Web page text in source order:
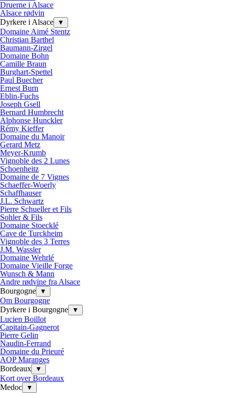
Druerne i Alsace
Alsace rødvin
Dyrkere i Alsace
▼
Domaine Aimé Stentz
Christian Barthel
Baumann-Zirgel
Domaine Bohn
Camille Braun
Burghart-Spettel
Paul Buecher
Ernest Burn
Eblin-Fuchs
Joseph Gsell
Bernard Humbrecht
Alphonse Hunckler
Rémy Kieffer
Domaine du Manoir
Gerard Metz
Meyer-Krumb
Vignoble des 2 Lunes
Schoenheitz
Domaine de 7 Vignes
Schaeffer-Woerly
Schaffhauser
J.L. Schwartz
Pierre Schueller et Fils
Sohler & Fils
Domaine Stoecklé
Cave de Turckheim
Vignoble des 3 Terres
J.M. Wassler
Domaine Wehrlé
Domaine Vieille Forge
Wunsch & Mann
Andre rødvine fra Alsace
Bourgogne
▼
Om Bourgogne
Dyrkere i Bourgogne
▼
Lucien Boillot
Capitain-Gagnerot
Pierre Gelin
Naudin-Ferrand
Domaine du Prieuré
AOP Maranges
Bordeaux
▼
Kort over Bordeaux
Medoc
▼